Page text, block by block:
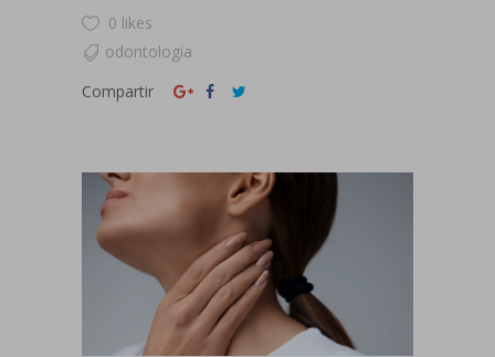
0 likes
odontología
Compartir